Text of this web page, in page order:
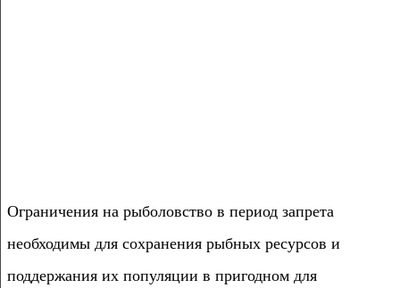
Ограничения на рыболовство в период запрета
необходимы для сохранения рыбных ресурсов и
поддержания их популяции в пригодном для